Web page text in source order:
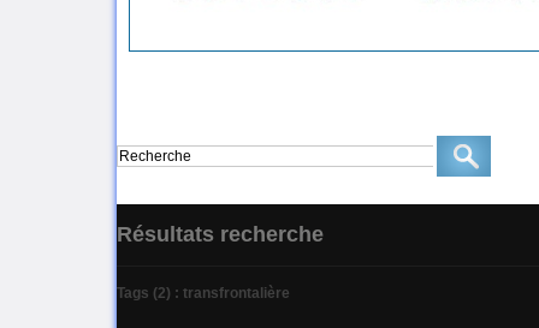
Résultats recherche
Tags (2) : transfrontalière